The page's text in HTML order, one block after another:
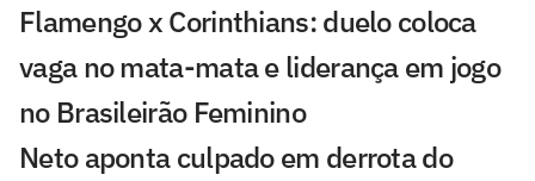
Flamengo x Corinthians: duelo coloca
vaga no mata-mata e liderança em jogo
no Brasileirão Feminino
Neto aponta culpado em derrota do